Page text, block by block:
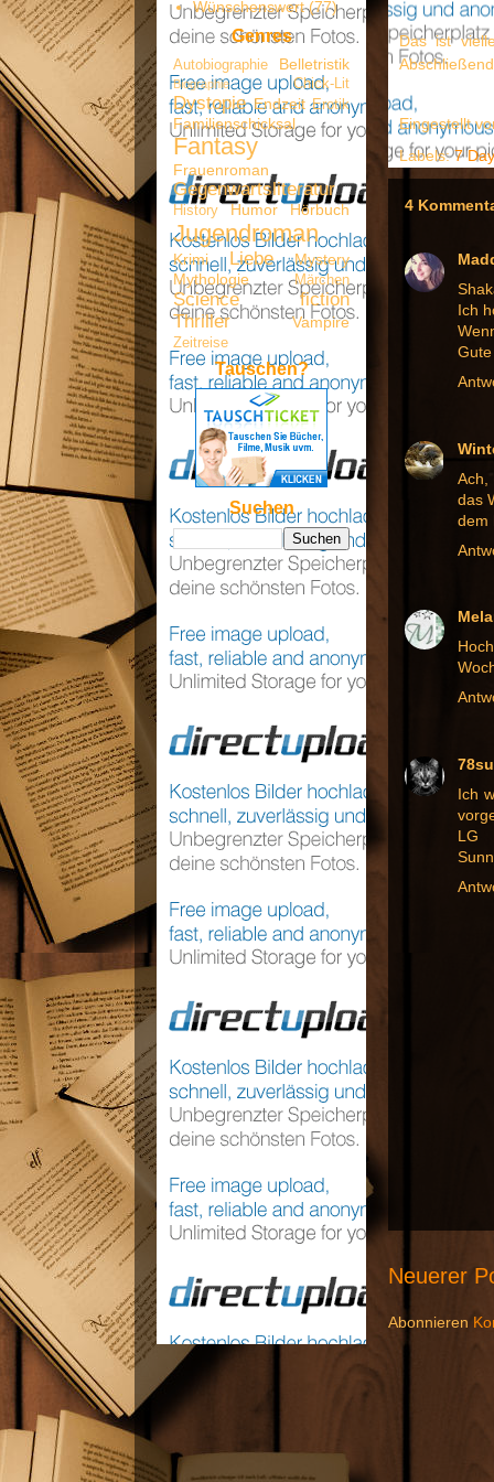
Das ist
Eingestellt
Labels:7
4
Ich
Ach,
das
dem
Ich
LG
Neuerer
Abonnieren
Wünschenswert (77)
Genres
Autobiographie Belletristik
Biographie Chick-Lit
Dystopie Endzeit Erotik
Familienschicksal
Fantasy
Frauenroman
Gegenwartsliteratur
History Humor Hörbuch
Jugendroman
Krimi Liebe
Mystery
Mythologie
Märchen
Science fiction
Thriller
Vampire
Zeitreise
Tauschen?
Suchen